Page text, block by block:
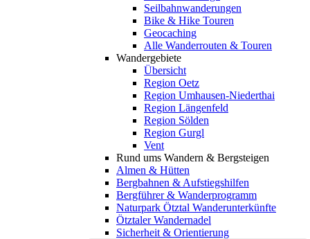
Seilbahnwanderungen
Bike & Hike Touren
Geocaching
Alle Wanderrouten & Touren
Wandergebiete
Übersicht
Region Oetz
Region Umhausen-Niederthai
Region Längenfeld
Region Sölden
Region Gurgl
Vent
Rund ums Wandern & Bergsteigen
Almen & Hütten
Bergbahnen & Aufstiegshilfen
Bergführer & Wanderprogramm
Naturpark Ötztal Wanderunterkünfte
Ötztaler Wandernadel
Sicherheit & Orientierung